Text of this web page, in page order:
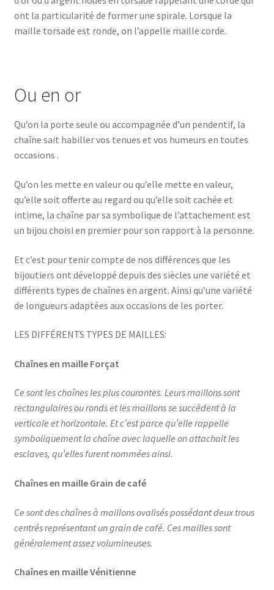
ont la particularité de former une spirale. Lorsque la
maille torsade est ronde, on l’appelle maille corde.
Ou en or
Qu’on la porte seule ou accompagnée d’un pendentif, la
chaîne sait habiller vos tenues et vos humeurs en toutes
occasions .
Qu’on les mette en valeur ou qu’elle mette en valeur,
qu’elle soit offerte au regard ou qu’elle soit cachée et
intime, la chaîne par sa symbolique de l’attachement est
un bijou choisi en premier pour son rapport à la personne.
Et c’est pour tenir compte de nos différences que les
bijoutiers ont développé depuis des siècles une variété et
différents types de chaînes en argent. Ainsi qu’une variété
de longueurs adaptées aux occasions de les porter.
LES DIFFÉRENTS TYPES DE MAILLES:
Chaînes en maille Forçat
Ce sont les chaînes les plus courantes. Leurs maillons sont
rectangulaires ou ronds et les maillons se succèdent à la
verticale et horizontale. Et c’est parce qu’elle rappelle
symboliquement la chaîne avec laquelle on attachait les
esclaves, qu’elles furent nommées ainsi.
Chaînes en maille Grain de café
Ce sont des chaînes à maillons ovalisés possédant deux trous
centrés représentant un grain de café. Ces mailles sont
généralement assez volumineuses.
Chaînes en maille Vénitienne